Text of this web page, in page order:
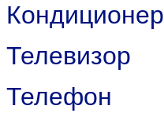
Кондиционер
Телевизор
Телефон